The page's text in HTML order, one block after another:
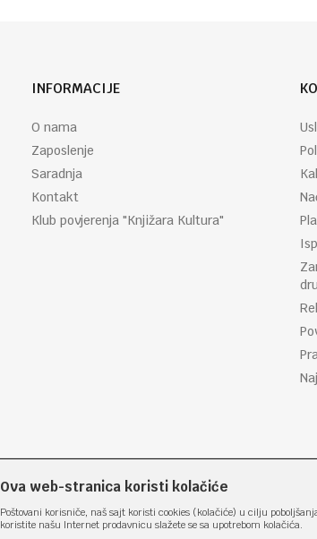
INFORMACIJE
O nama
Zaposlenje
Saradnja
Kontakt
Klub povjerenja "Knjižara Kultura"
Ova web-stranica koristi kolačiće
Poštovani korisniče, naš sajt koristi cookies (kolačiće) u cilju
koristite našu Internet prodavnicu slažete se sa upotrebom kolačića.